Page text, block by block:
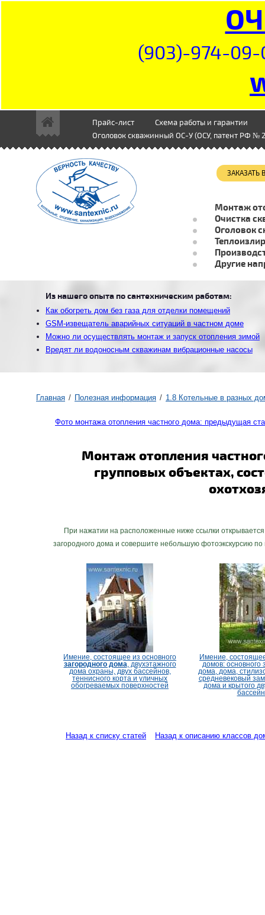
(903)-974-09-
Главная Полезная информация 1.8 Котельные в разных
Фото монтажа отопления частного дома: предыдущая
Монтаж отопления
групповых объектах,
При нажатии на расположенные ниже ссылки открывается
загородного дома и совершите небольшую фотоэкскурсию
Имение, состоящее из основного
загородного дома, двухэтажного
дома охраны, двух бассейнов,
теннисного корта и уличных
обогреваемых поверхностей
Имение,
домов: основного
дома, дома,
средневековый
дома и крытого
Назад к списку статей Назад к описанию классов
Прайс-лист
Схема работы и гарантии
Оголовок скважинный ОС-У (ОСУ, патент РФ №
Монтаж
Очистка
Оголовок
Другие
Из нашего опыта по сантехническим работам:
Как обогреть дом без газа для отделки помещений
GSM-извещатель аварийных ситуаций в частном доме
Можно ли осуществлять монтаж и запуск отопления зимой
Вредят ли водоносным скважинам вибрационные насосы